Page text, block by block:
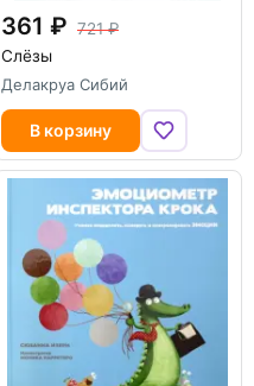
361
721
Слёзы
Делакруа Сибий
В корзину